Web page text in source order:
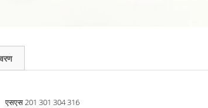
एसएस 201 301 304 316